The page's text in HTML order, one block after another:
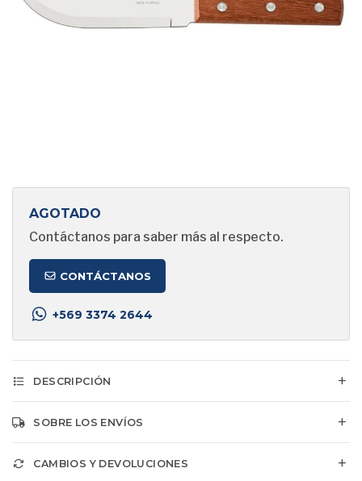
AGOTADO
Contáctanos para saber más al respecto.
CONTÁCTANOS
+569 3374 2644
DESCRIPCIÓN
SOBRE LOS ENVÍOS
CAMBIOS Y DEVOLUCIONES